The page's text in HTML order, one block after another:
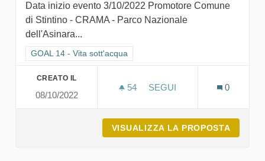
Data inizio evento 3/10/2022 Promotore Comune
di Stintino - CRAMA - Parco Nazionale
dell'Asinara...
Filtra i risultati per categoria: GOAL 14 - Vita sott'acqua
GOAL 14 - Vita sott'acqua
CREATO IL
08/10/2022
54 54 SOSTENITORI
SEGUI
0
VISUALIZZA LA PROPOSTA